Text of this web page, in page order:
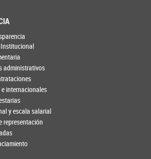
administrativos
internacionales
y escala salarial
representación